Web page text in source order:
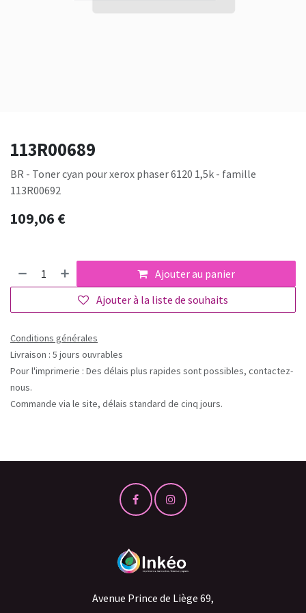
113R00689
BR - Toner cyan pour xerox phaser 6120 1,5k - famille
113R00692
109,06€
Ajouter au panier
Ajouter à la liste de souhaits
Conditions générales
Livraison : 5 jours ouvrables
Pour l'imprimerie : Des délais plus rapides sont possibles, contactez-
nous.
Commande via le site, délais standard de cinq jours.
Avenue Prince de Liège 69,